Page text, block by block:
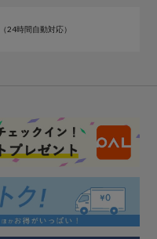
（24時間自動対応）